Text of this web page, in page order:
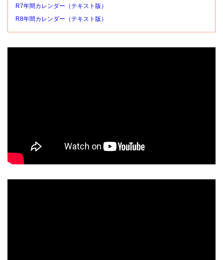
R7年間カレンダー（テキスト版）
R8年間カレンダー（テキスト版）